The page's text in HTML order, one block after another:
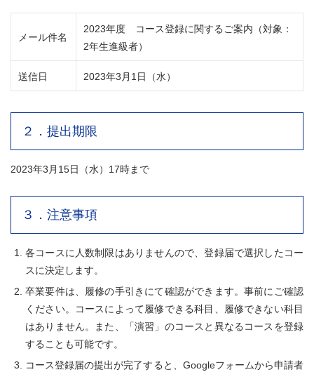
メール件名
2023年度 コース登録に関するご案内（対象：
2年生進級者）
送信日 2023年3月1日（水）
２．提出期限
2023年3月15日（水）17時まで
３．注意事項
各コースに人数制限はありませんので、登録届で選択したコー
スに決定します。
卒業要件は、履修の手引きにて確認ができます。事前にご確認
ください。コースによって履修できる科目、履修できない科目
はありません。また、「演習」のコースと異なるコースを登録
することも可能です。
コース登録届の提出が完了すると、Googleフォームから申請者